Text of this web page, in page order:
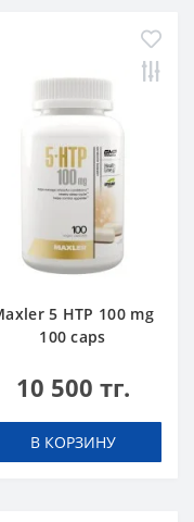
5 HTP 100 mg
100 caps
10 500 тг.
В КОРЗИНУ